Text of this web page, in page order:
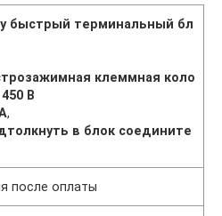
быстрый терминальный бл
клеммная коло
В
,
в блок соедините
после оплаты